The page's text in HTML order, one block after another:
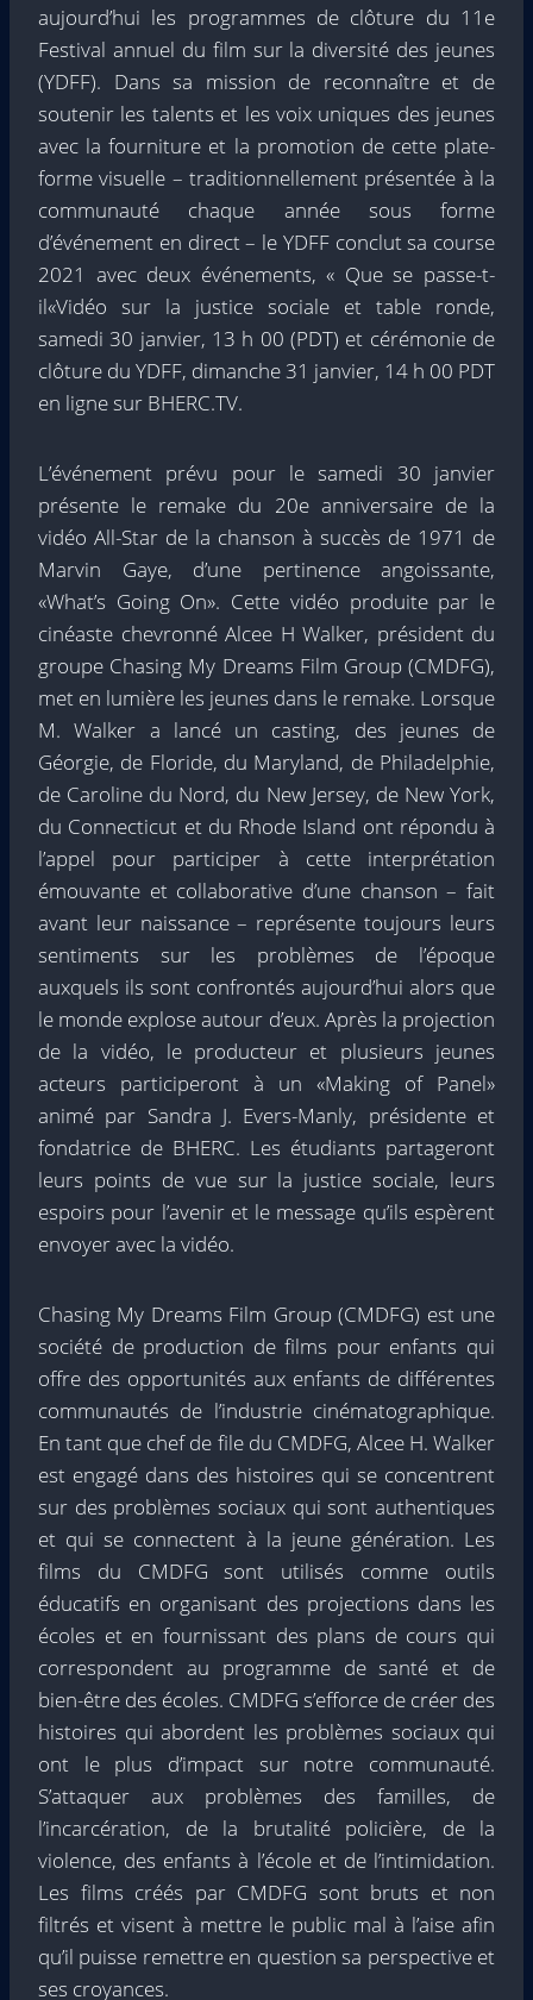
aujourd’hui les programmes de clôture du 11e
Festival annuel du film sur la diversité des jeunes
(YDFF). Dans sa mission de reconnaître et de
soutenir les talents et les voix uniques des jeunes
avec la fourniture et la promotion de cette plate-
forme visuelle – traditionnellement présentée à la
communauté chaque année sous forme
d’événement en direct – le YDFF conclut sa course
2021 avec deux événements, « Que se passe-t-
il«Vidéo sur la justice sociale et table ronde,
samedi 30 janvier, 13 h 00 (PDT) et cérémonie de
clôture du YDFF, dimanche 31 janvier, 14 h 00 PDT
en ligne sur BHERC.TV.
L’événement prévu pour le samedi 30 janvier
présente le remake du 20e anniversaire de la
vidéo All-Star de la chanson à succès de 1971 de
Marvin Gaye, d’une pertinence angoissante,
«What’s Going On». Cette vidéo produite par le
cinéaste chevronné Alcee H Walker, président du
groupe Chasing My Dreams Film Group (CMDFG),
met en lumière les jeunes dans le remake. Lorsque
M. Walker a lancé un casting, des jeunes de
Géorgie, de Floride, du Maryland, de Philadelphie,
de Caroline du Nord, du New Jersey, de New York,
du Connecticut et du Rhode Island ont répondu à
l’appel pour participer à cette interprétation
émouvante et collaborative d’une chanson – fait
avant leur naissance – représente toujours leurs
sentiments sur les problèmes de l’époque
auxquels ils sont confrontés aujourd’hui alors que
le monde explose autour d’eux. Après la projection
de la vidéo, le producteur et plusieurs jeunes
acteurs participeront à un «Making of Panel»
animé par Sandra J. Evers-Manly, présidente et
fondatrice de BHERC. Les étudiants partageront
leurs points de vue sur la justice sociale, leurs
espoirs pour l’avenir et le message qu’ils espèrent
envoyer avec la vidéo.
Chasing My Dreams Film Group (CMDFG) est une
société de production de films pour enfants qui
offre des opportunités aux enfants de différentes
communautés de l’industrie cinématographique.
En tant que chef de file du CMDFG, Alcee H. Walker
est engagé dans des histoires qui se concentrent
sur des problèmes sociaux qui sont authentiques
et qui se connectent à la jeune génération. Les
films du CMDFG sont utilisés comme outils
éducatifs en organisant des projections dans les
écoles et en fournissant des plans de cours qui
correspondent au programme de santé et de
bien-être des écoles. CMDFG s’efforce de créer des
histoires qui abordent les problèmes sociaux qui
ont le plus d’impact sur notre communauté.
S’attaquer aux problèmes des familles, de
l’incarcération, de la brutalité policière, de la
violence, des enfants à l’école et de l’intimidation.
Les films créés par CMDFG sont bruts et non
filtrés et visent à mettre le public mal à l’aise afin
qu’il puisse remettre en question sa perspective et
ses croyances.